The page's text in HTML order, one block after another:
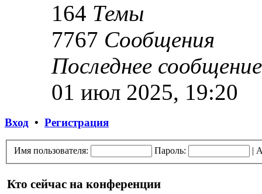
164 Темы
7767 Сообщения
Последнее сообщение
01 июл 2025, 19:20
Вход • Регистрация
Имя пользователя: Пароль: |
Кто сейчас на конференции